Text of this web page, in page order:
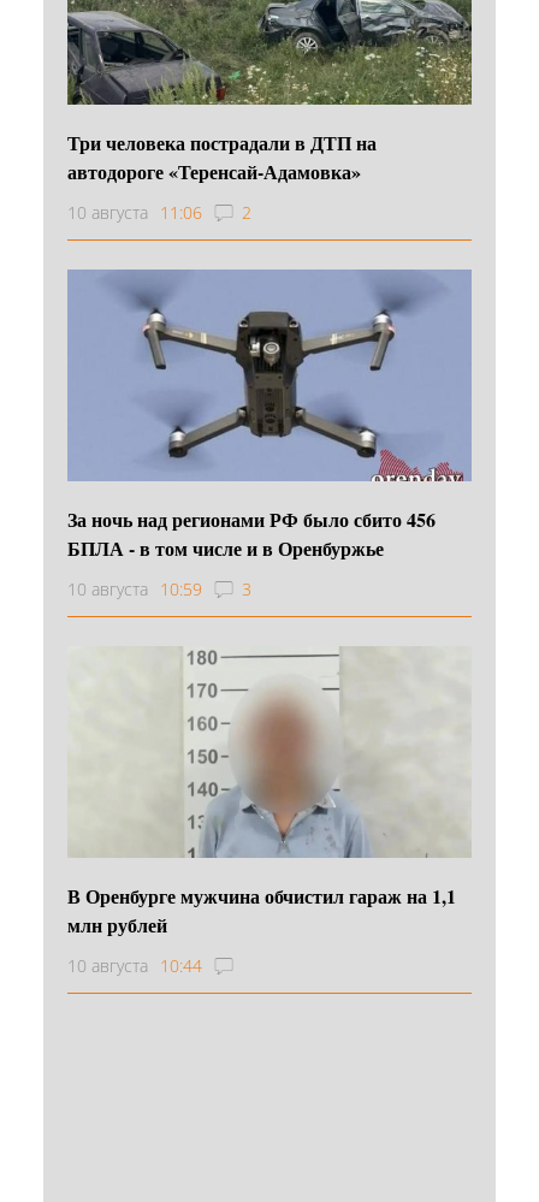
Три человека пострадали в ДТП на
автодороге «Теренсай-Адамовка»
10 августа 11:06 2
За ночь над регионами РФ было сбито 456
БПЛА - в том числе и в Оренбуржье
10 августа 10:59 3
В Оренбурге мужчина обчистил гараж на 1,1
млн рублей
10 августа 10:44